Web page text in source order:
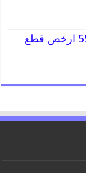
قطع غيار دودج 55818355 ارخص قطع